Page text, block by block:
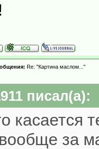
Re: "Картина маслом..."
писал(а):
касается
за